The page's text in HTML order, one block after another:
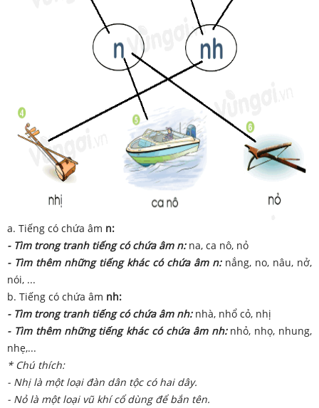
a. Tiếng có chứa âm n:
- Tìm trong tranh tiếng có chứa âm n: na, ca nô, nỏ
- Tìm thêm những tiếng khác có chứa âm n: nắng, no, nâu, nở,
nói, ...
b. Tiếng có chứa âm nh:
- Tìm trong tranh tiếng có chứa âm nh: nhà, nhổ cỏ, nhị
- Tìm thêm những tiếng khác có chứa âm nh: nhỏ, nhọ, nhung,
nhẹ,...
* Chú thích:
- Nhị là một loại đàn dân tộc có hai dây.
- Nỏ là một loại vũ khí cổ dùng để bắn tên.